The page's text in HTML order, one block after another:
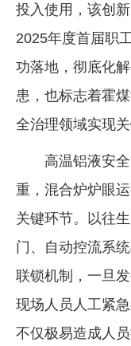
地矿 建设
党建工作
企业文化
《资源再生》杂志
投入使用，该创
2025年度首届职
功落地，彻底化
患，也标志着霍
全治理领域实现关
高温铝液安
重，混合炉炉眼
关键环节。以往
门、自动控流系
联锁机制，一旦
现场人员人工紧
不仅极易造成人